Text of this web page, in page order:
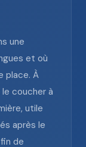
une
et où
place. À
coucher à
utile
après le
de